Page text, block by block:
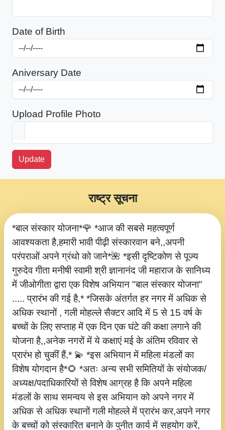
Date of Birth
Aniversary Date
Upload Profile Photo
Update
*बाल संस्कार योजना*🌹 *आज की सबसे महत्वपूर्ण
आवश्यकता है,हमारी भावी पीढ़ी संस्कारवान बने,,अपनी
परंपराओं अपने ग्रंथो को जाने*🌺 *इसी दृष्टिकोण से पूज्य
गुरुदेव गीता मनीषी स्वामी श्री ज्ञानानंद जी महाराज के सानिध्य
में जीओगीता द्वारा एक विशेष अभियान "बाल संस्कार योजना"
..... प्रारंभ की गई है,* *जिसके अंतर्गत हर नगर में अधिक से
अधिक स्थानों , गली मोहल्ले सैक्टर आदि में 5 से 15 वर्ष के
बच्चों के लिए सप्ताह में एक दिन एक घंटे की कक्षा लगाने की
योजना है,,अनेक नगरों में ये कक्षाएं मई के अंतिम रविवार से
प्रारंभ हो चुकीं हैं,* 💫 *इस अभियान में महिला मंडलों का
विशेष योगदान है*🌻 *अतः अन्य सभी समितियों के संयोजक/
अध्यक्ष/पदाधिकारियों से विशेष आग्रह है कि अपने महिला
मंडलों के साथ समन्वय से इस अभियान को अपने नगर में
अधिक से अधिक स्थानों गली मोहल्ले में प्रारंभ कर,अपने नगर
के बच्चों को संस्कारित बनाने के पुनीत कार्य में सहयोग करें,
राष्ट्र सूचना